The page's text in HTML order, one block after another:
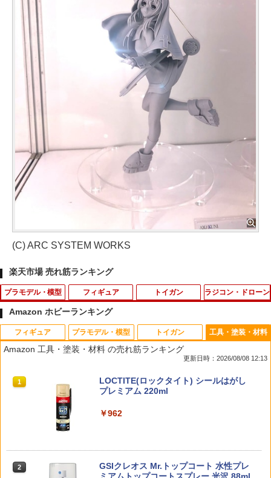
(C) ARC SYSTEM WORKS
楽天市場 売れ筋ランキング
プラモデル・模型
1
ヤマシタホビー 1/700 防空駆逐艦「冬月
（ふゆづき）」【NV20】 プラモデル
ザ☆スナップキット 1/32 ニッサン C110
フィギュア
1
RUBIK'S ID 『たまごっち』 (BOX) (彩色
済みフィギュア)
￥7,980
トイガン
1
【最短即日発送】クーポンで15%OFF★
ZERO ALLIGATOR CLIP アリゲーター
クリップ メンズ ミリタリー アウトドア
ーホルダー レディース カラビナ 多用途
タクティカル サバゲー キャンプ 小物
￥385
ングバックル バックル クリップ リュッ
ラジコン・ドローン
1
リポガード セーフティバッグ 箱タイプ
耐火 防炎 LIPO 電池 防爆 保管 保護バッ
グ[ゆうパケット発送、送料無料、代引不
￥970
Amazon ホビーランキング
フィギュア
1
TAMASHII NATIONS S.H.フィギュアー
ツ（真骨彫製法） 仮面ライダーBLACK
可動フィギュア
プラモデル・模型
1
BANDAI SPIRITS(バンダイ スピリッツ)
30MS SIS-J00 メルンジャ[カラーA] 色
2
BANDAI SPIRITS(バンダイ スピリッツ)
トイガン
1
東京マルイ (TOKYO MARUI) ガスブロー
バックマシンガン No.14 20式 5.56mm
2
東京マルイ(TOKYO MARUI) No.25 コル
工具・塗装・材料
Amazon 工具・塗装・材料 の売れ筋ランキング
更新日時：2026/08/08 12:13
1
LOCTITE(ロックタイト) シールはがし
プレミアム 220ml
￥962
2
GSIクレオス Mr.トップコート 水性プレ